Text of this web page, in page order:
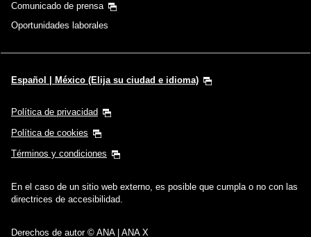
Comunicado de prensa
Oportunidades laborales
Español | México (Elija su ciudad e idioma)
Política de privacidad
Política de cookies
Términos y condiciones
En el caso de un sitio web externo, es posible que cumpla o no con las
directrices de accesibilidad.
Derechos de autor © ANA | ANA X